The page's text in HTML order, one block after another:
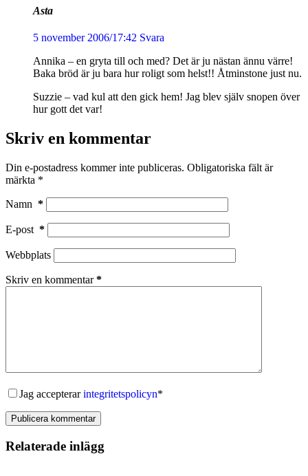
Asta
5 november 2006/17:42 Svara
Annika – en gryta till och med? Det är ju nästan ännu värre!
Baka bröd är ju bara hur roligt som helst!! Åtminstone just nu.
Suzzie – vad kul att den gick hem! Jag blev själv snopen över
hur gott det var!
Skriv en kommentar
Din e-postadress kommer inte publiceras. Obligatoriska fält är
märkta *
Namn *
E-post *
Webbplats
Skriv en kommentar*
Jag accepterarintegritetspolicyn*
Publicera kommentar
Relaterade inlägg